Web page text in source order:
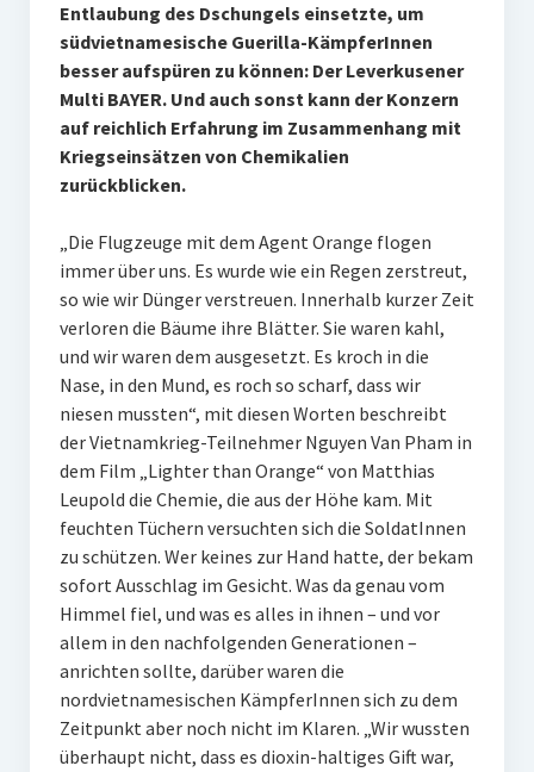
Entlaubung des Dschungels einsetzte, um
südvietnamesische Guerilla-KämpferInnen
besser aufspüren zu können: Der Leverkusener
Multi BAYER. Und auch sonst kann der Konzern
auf reichlich Erfahrung im Zusammenhang mit
Kriegseinsätzen von Chemikalien
zurückblicken.
„Die Flugzeuge mit dem Agent Orange flogen
immer über uns. Es wurde wie ein Regen zerstreut,
so wie wir Dünger verstreuen. Innerhalb kurzer Zeit
verloren die Bäume ihre Blätter. Sie waren kahl,
und wir waren dem ausgesetzt. Es kroch in die
Nase, in den Mund, es roch so scharf, dass wir
niesen mussten“, mit diesen Worten beschreibt
der Vietnamkrieg-Teilnehmer Nguyen Van Pham in
dem Film „Lighter than Orange“ von Matthias
Leupold die Chemie, die aus der Höhe kam. Mit
feuchten Tüchern versuchten sich die SoldatInnen
zu schützen. Wer keines zur Hand hatte, der bekam
sofort Ausschlag im Gesicht. Was da genau vom
Himmel fiel, und was es alles in ihnen – und vor
allem in den nachfolgenden Generationen –
anrichten sollte, darüber waren die
nordvietnamesischen KämpferInnen sich zu dem
Zeitpunkt aber noch nicht im Klaren. „Wir wussten
überhaupt nicht, dass es dioxin-haltiges Gift war,